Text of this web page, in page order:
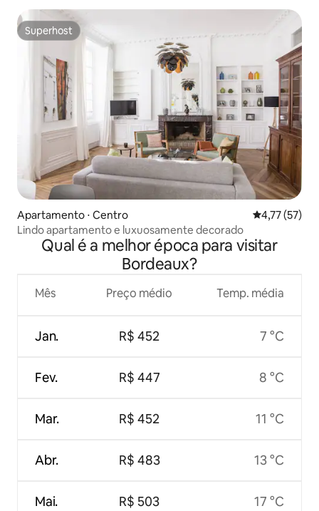
Superhost
Superhost
Apartamento ⋅ Centro 4,77 de uma
4,77 (57)
Lindo apartamento e luxuosamente decorado
Qual é a melhor época para visitar
Bordeaux?
Mês
Jan.
Fev.
Mar.
Abr.
Mai.
Preço médio
R$ 452
R$ 447
R$ 452
R$ 483
R$ 503
Temp. média
7 °C
8 °C
11 °C
13 °C
17 °C